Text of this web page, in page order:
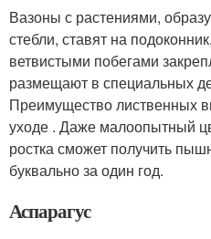
Вазоны с растениями,
стебли, ставят на
ветвистыми побегами
размещают в специальных
Преимущество лиственных
уходе . Даже малоопытный
ростка сможет получить
буквально за один год.
Аспарагус